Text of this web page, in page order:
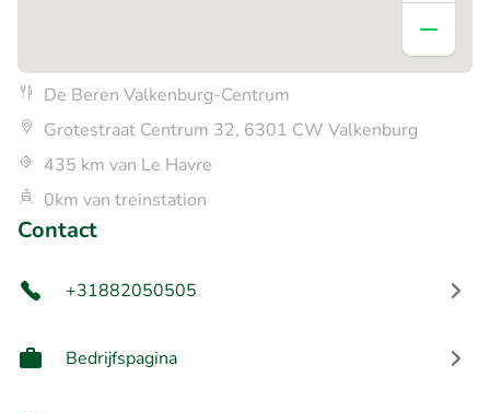
De Beren Valkenburg-Centrum
Grotestraat Centrum 32, 6301 CW Valkenburg
435 km van Le Havre
0km van treinstation
Contact
+31882050505
Bedrijfspagina